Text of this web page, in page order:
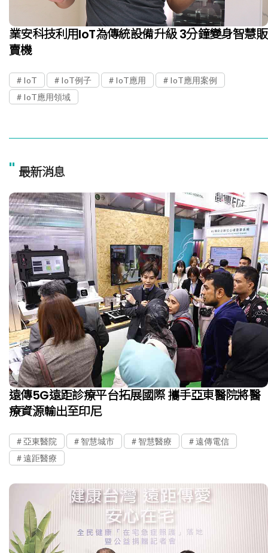
業安科技利用IoT為傳統設備升級 3分鐘變身智慧販
賣機
IoT IoT例子 IoT應用
IoT應用案例
IoT應用領域
" 最新消息
遠傳5G遠距診療平台拓展國際 攜手亞東醫院將醫
療資源輸出至印尼
亞東醫院 智慧城市 智慧醫療
遠傳電信
遠距醫療